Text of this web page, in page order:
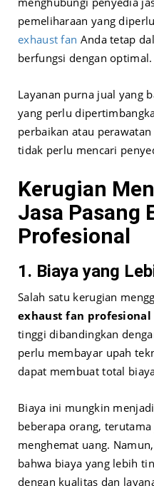
pemeliharaan yang
exhaust fan Anda tetap
berfungsi dengan optimal.
Layanan purna jual yang
yang perlu
perbaikan atau
tidak perlu mencari
Kerugian
Jasa Pasang
Profesional
1. Biaya yang
Salah satu kerugian
exhaust fan profesional
tinggi dibandingkan
perlu membayar upah
dapat membuat total
Biaya ini mungkin
beberapa orang,
menghemat uang.
bahwa biaya yang lebih
dengan kualitas dan